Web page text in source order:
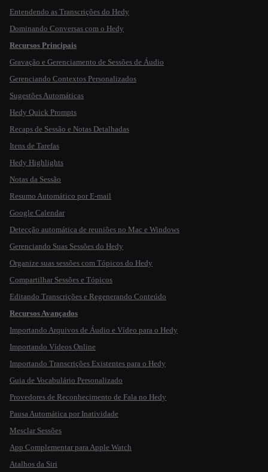
Entendendo as Transcrições do Hedy
Dominando Conversas com o Hedy
Recursos Principais
Gravação e Gerenciamento de Sessões de Áudio
Gerenciando Contextos Personalizados
Sugestões Automáticas
Hedy Quick Prompts
Recaps de Sessão e Notas Detalhadas
Itens de Tarefas
Hedy Highlights
Notas da Sessão
Resumo Automático por E-mail
Google Calendar
Detecção automática de reuniões no Mac e Windows
Gerenciando Suas Sessões do Hedy
Organize suas sessões com Tópicos do Hedy
Compartilhar Sessões e Tópicos
Editando Transcrições e Regenerando Conteúdo
Recursos Avançados
Importando Arquivos de Áudio e Vídeo para o Hedy
Importando Vídeos Online
Importando Transcrições Existentes para o Hedy
Guia de Vocabulário Personalizado
Provedores de Reconhecimento de Fala no Hedy
Pausa Automática por Inatividade
Mesclar Sessões
App Complementar para Apple Watch
Atalhos da Siri